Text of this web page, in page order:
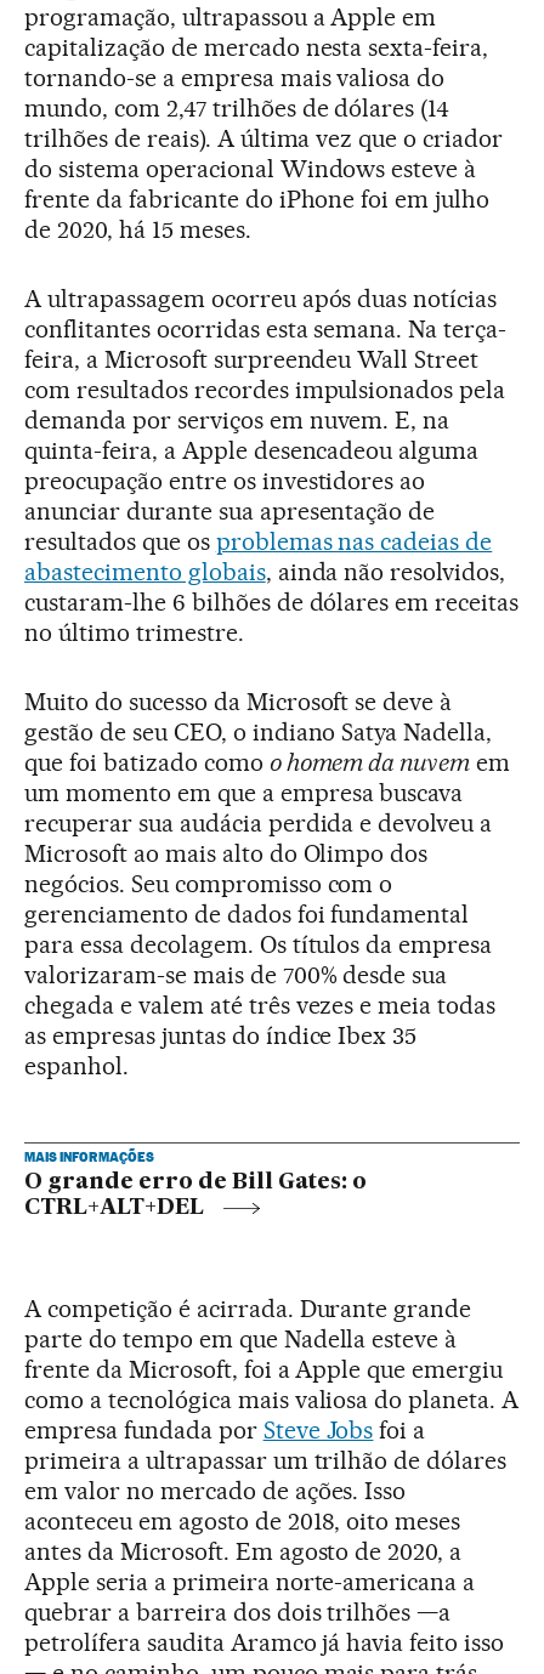
programação, ultrapassou a Apple em
capitalização de mercado nesta sexta-feira,
tornando-se a empresa mais valiosa do
mundo, com 2,47 trilhões de dólares (14
trilhões de reais). A última vez que o criador
do sistema operacional Windows esteve à
frente da fabricante do iPhone foi em julho
de 2020, há 15 meses.
A ultrapassagem ocorreu após duas notícias
conflitantes ocorridas esta semana. Na terça-
feira, a Microsoft surpreendeu Wall Street
com resultados recordes impulsionados pela
demanda por serviços em nuvem. E, na
quinta-feira, a Apple desencadeou alguma
preocupação entre os investidores ao
anunciar durante sua apresentação de
resultados que os problemas nas cadeias de
abastecimento globais, ainda não resolvidos,
custaram-lhe 6 bilhões de dólares em receitas
no último trimestre.
Muito do sucesso da Microsoft se deve à
gestão de seu CEO, o indiano Satya Nadella,
que foi batizado como o homem da nuvem em
um momento em que a empresa buscava
recuperar sua audácia perdida e devolveu a
Microsoft ao mais alto do Olimpo dos
negócios. Seu compromisso com o
gerenciamento de dados foi fundamental
para essa decolagem. Os títulos da empresa
valorizaram-se mais de 700% desde sua
chegada e valem até três vezes e meia todas
as empresas juntas do índice Ibex 35
espanhol.
MAIS INFORMAÇÕES
O grande erro de Bill Gates: o
CTRL+ALT+DEL
A competição é acirrada. Durante grande
parte do tempo em que Nadella esteve à
frente da Microsoft, foi a Apple que emergiu
como a tecnológica mais valiosa do planeta. A
empresa fundada por Steve Jobs foi a
primeira a ultrapassar um trilhão de dólares
em valor no mercado de ações. Isso
aconteceu em agosto de 2018, oito meses
antes da Microsoft. Em agosto de 2020, a
Apple seria a primeira norte-americana a
quebrar a barreira dos dois trilhões —a
petrolífera saudita Aramco já havia feito isso